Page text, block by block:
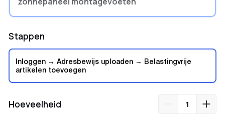
Stappen
Inloggen → Adresbewijs uploaden → Belastingvrije
artikelen toevoegen
Hoeveelheid